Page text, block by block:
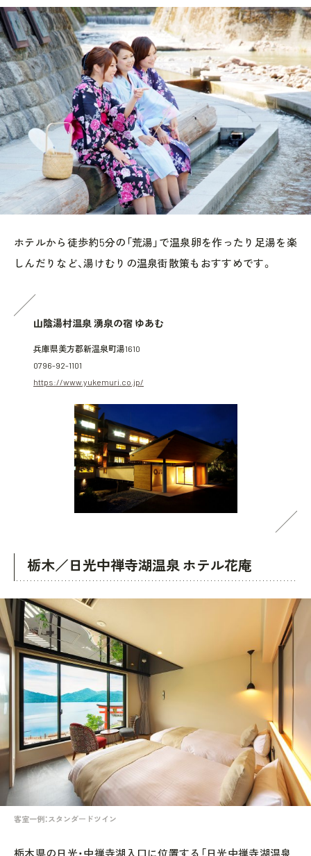
ホテルから徒歩約5分の「荒湯」で温泉卵を作ったり足湯を楽
しんだりなど、湯けむりの温泉街散策もおすすめです。
山陰湯村温泉 湧泉の宿 ゆあむ
兵庫県美方郡新温泉町湯1610
0796-92-1101
https://www.yukemuri.co.jp/
栃木／日光中禅寺湖温泉 ホテル花庵
客室一例：スタンダードツイン
栃木県の日光・中禅寺湖入口に位置する「日光中禅寺湖温泉